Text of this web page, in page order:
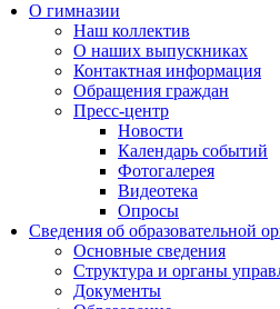
О гимназии
Наш коллектив
О наших выпускниках
Контактная информация
Обращения граждан
Пресс-центр
Новости
Календарь событий
Фотогалерея
Видеотека
Опросы
Сведения об образовательной
Основные сведения
Структура и органы
Документы